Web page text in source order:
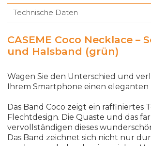
Technische Daten
CASEME Coco Necklace –
und Halsband (grün)
Wagen Sie den Unterschied und
Ihrem Smartphone einen eleganten
Das Band Coco zeigt ein raffiniertes
Flechtdesign. Die Quaste und das
vervollständigen dieses
Das Band zeichnet sich nicht nur